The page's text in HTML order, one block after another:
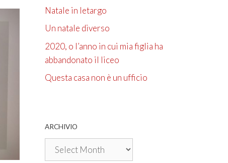
Natale in letargo
Un natale diverso
2020, o l’anno in cui mia figlia ha
abbandonato il liceo
Questa casa non è un ufficio
ARCHIVIO
Archivio